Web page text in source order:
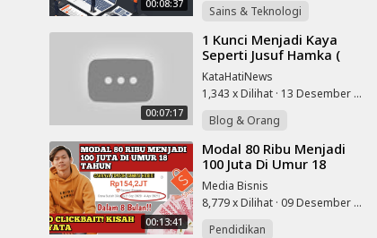
00:08:37
Sains & Teknologi
00:07:17
⁣1 Kunci Menjadi Kaya
Seperti Jusuf Hamka (
Motivasi Sukses )
KataHatiNews
1,343 x Dilihat · 13 Desember 2022
Blog & Orang
00:13:41
⁣Modal 80 Ribu Menjadi
100 Juta Di Umur 18
Tahun - Bisnis Modal
Kecil Untung Besar -
Shopee
Media Bisnis
8,779 x Dilihat · 09 Desember 2022
Pendidikan